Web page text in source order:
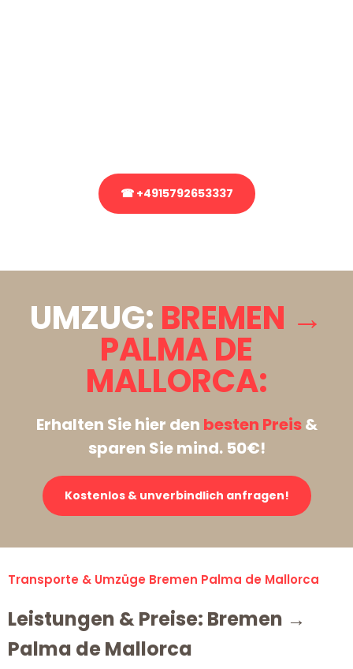
☎ +4915792653337
UMZUG: BREMEN →
PALMA DE
MALLORCA:
Erhalten Sie hier den besten Preis&
sparen Sie mind. 50€!
Kostenlos & unverbindlich anfragen!
Transporte & Umzüge Bremen Palma de Mallorca
Leistungen & Preise: Bremen →
Palma de Mallorca